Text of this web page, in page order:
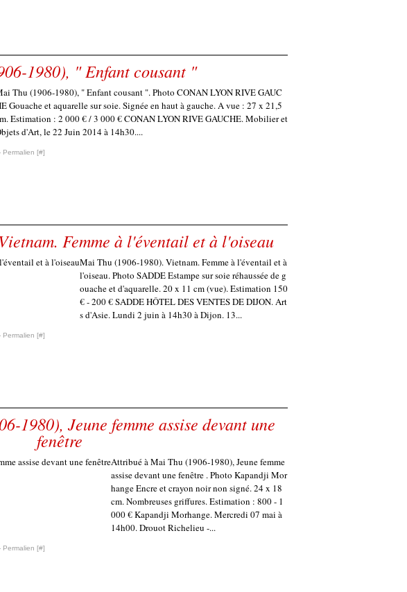
1980), " Enfant cousant "
Thu (1906-1980), " Enfant cousant ". Photo CONAN LYON RIVE GAUC
Gouache et aquarelle sur soie. Signée en haut à gauche. A vue : 27 x 21,5
Estimation : 2 000 € / 3 000 € CONAN LYON RIVE GAUCHE. Mobilier et
d'Art, le 22 Juin 2014 à 14h30....
Permalien [#]
Femme à l'éventail et à l'oiseau
Mai Thu (1906-1980). Vietnam. Femme à l'éventail et à
l'oiseau. Photo SADDE Estampe sur soie réhaussée de g
ouache et d'aquarelle. 20 x 11 cm (vue). Estimation 150
€ - 200 € SADDE HÔTEL DES VENTES DE DIJON. Art
s d'Asie. Lundi 2 juin à 14h30 à Dijon. 13...
Permalien [#]
1980), Jeune femme assise devant une
fenêtre
Attribué à Mai Thu (1906-1980), Jeune femme
assise devant une fenêtre . Photo Kapandji Mor
hange Encre et crayon noir non signé. 24 x 18
cm. Nombreuses griffures. Estimation : 800 - 1
000 € Kapandji Morhange. Mercredi 07 mai à
14h00. Drouot Richelieu -...
Permalien [#]